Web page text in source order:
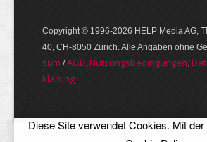
Copyright © 1996-2026 HELP Media AG,
40, CH-8050 Zürich. Alle Angaben ohne
sum /AGB, Nut­zungs­bedin­gungen,
klärung
Diese Site verwendet Cookies. Mit